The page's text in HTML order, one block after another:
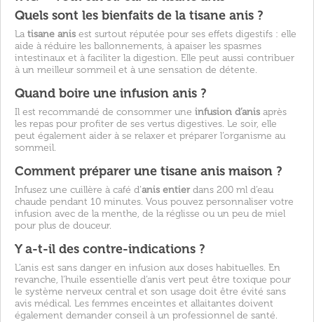
Quels sont les bienfaits de la tisane anis ?
La tisane anis est surtout réputée pour ses effets digestifs : elle
aide à réduire les ballonnements, à apaiser les spasmes
intestinaux et à faciliter la digestion. Elle peut aussi contribuer
à un meilleur sommeil et à une sensation de détente.
Quand boire une infusion anis ?
Il est recommandé de consommer une infusion d’anis après
les repas pour profiter de ses vertus digestives. Le soir, elle
peut également aider à se relaxer et préparer l’organisme au
sommeil.
Comment préparer une tisane anis maison ?
Infusez une cuillère à café d’anis entier dans 200 ml d’eau
chaude pendant 10 minutes. Vous pouvez personnaliser votre
infusion avec de la menthe, de la réglisse ou un peu de miel
pour plus de douceur.
Y a-t-il des contre-indications ?
L’anis est sans danger en infusion aux doses habituelles. En
revanche, l’huile essentielle d’anis vert peut être toxique pour
le système nerveux central et son usage doit être évité sans
avis médical. Les femmes enceintes et allaitantes doivent
également demander conseil à un professionnel de santé.